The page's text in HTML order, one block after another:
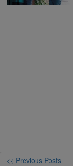
<< Previous Posts